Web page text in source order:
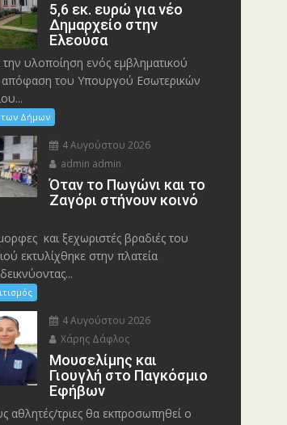
5,6 εκ. ευρώ για νέο
Δημαρχείο στην
Ελεούσα
την υλοποίηση ενός εμβληματικού
απόφαση του Υπουργού Εσωτερικών
των Δήμων
4 Αυγούστου 2026
admin admin
Όταν το Πωγώνι και το
Ζαγόρι στήνουν κοινό
και ξεχωριστές βραδιές του
εκτυλίχθηκε στην πλατεία
4 Αυγούστου 2026
Χάρης Δάφλος
Μουσελίμης και
Γιουγλή στο Παγκόσμιο
Εφήβων
αθλητές/τριες θα εκπροσωπηθεί ο